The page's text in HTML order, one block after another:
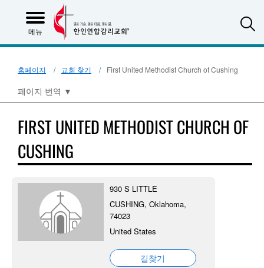
메뉴
홈페이지 교회 찾기 First United Methodist Church of Cushing
페이지 번역 ▼
FIRST UNITED METHODIST CHURCH OF
CUSHING
930 S LITTLE
CUSHING, Oklahoma,
74023
United States
길찾기